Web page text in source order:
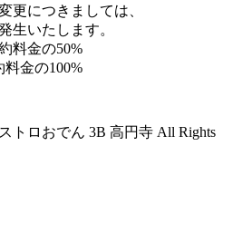
更につきましては、
生いたします。
料金の50%
料金の100%
トロおでん 3B 高円寺 All Rights